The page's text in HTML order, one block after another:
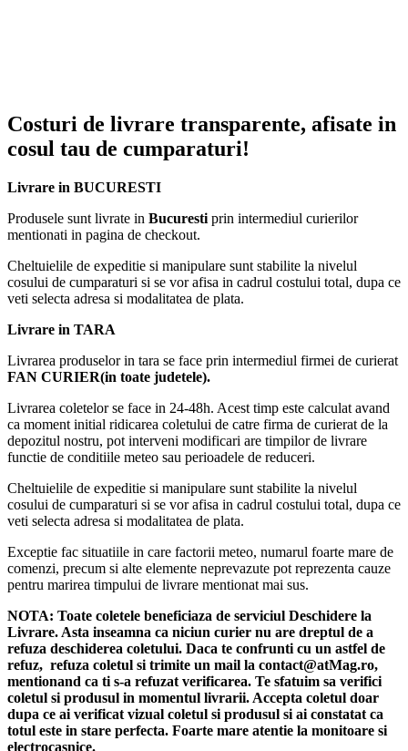
Caracteristici:
DESIGN IMBUNATATIT: Manusa de ingrijire pentru
avand o suprafata din silicon, cu 200 de varfuri pentru periat.
La utilizare ea imita atingerea mainii pentru un masaj moale si
murdaria si excesul de par, putand fi folosita pentru caini si
pisici deopotriva.Poate fi folosita atat pe mana dreapta cat si
pe cea stanga.
MATERIAL DURABIL SI ECOLOGIC : Manusa de
de calitate superioara, pentru a asigura durabilitatea si
intretinerea mai usoara.
CONFORT AJUSTABIL: Manusa a fost proiectata cu o
orice marime de mana. Manusa nu va aluneca si nu va cadea
atunci cand este umeda si alunecoasa de la sapun. In plus,
partea buna este ca este extrem de usor de intretinut si se poate
spala in masina de spalat.
MULTIFUNCTIONALA: Manusa de ingrijire poate fi
folosita ca manusa de baie, manusa de masaj, manusa de
ingrijire, pieptene sau perie pentru cai, caini, pisici sau alte
rase. Proiectata astfel incat sa fie extrem de blanda cu animalul
tau de companie, fara sa ii raneasca pielea, va aduce doar
satisfactie si placere. Animalul tau le va adora!
CADOU UTIL: Pentru toate caracteristicile, manusa de
ingrijire poate fi un cadou util pentru un prieten/ o prietena
Costuri de livrare transparente, afisate in
cosul tau de cumparaturi!
Livrare in BUCURESTI
Produsele sunt livrate in Bucuresti prin intermediul curierilor
mentionati in pagina de checkout.
Cheltuielile de expeditie si manipulare sunt stabilite la nivelul
cosului de cumparaturi si se vor afisa in cadrul costului total, dupa ce
veti selecta adresa si modalitatea de plata.
Livrare in TARA
Livrarea produselor in tara se face prin intermediul firmei de curierat
FAN CURIER(in toate judetele).
Livrarea coletelor se face in 24-48h. Acest timp este calculat avand
ca moment initial ridicarea coletului de catre firma de curierat de la
depozitul nostru, pot interveni modificari are timpilor de livrare
functie de conditiile meteo sau perioadele de reduceri.
Cheltuielile de expeditie si manipulare sunt stabilite la nivelul
cosului de cumparaturi si se vor afisa in cadrul costului total, dupa ce
veti selecta adresa si modalitatea de plata.
Exceptie fac situatiile in care factorii meteo, numarul foarte mare de
comenzi, precum si alte elemente neprevazute pot reprezenta cauze
pentru marirea timpului de livrare mentionat mai sus.
NOTA: Toate coletele beneficiaza de serviciul Deschidere la
Livrare. Asta inseamna ca niciun curier nu are dreptul de a
refuza deschiderea coletului. Daca te confrunti cu un astfel de
refuz, refuza coletul si trimite un mail la contact@atMag.ro,
mentionand ca ti s-a refuzat verificarea. Te sfatuim sa verifici
coletul si produsul in momentul livrarii. Accepta coletul doar
dupa ce ai verificat vizual coletul si produsul si ai constatat ca
totul este in stare perfecta. Foarte mare atentie la monitoare si
electrocasnice.